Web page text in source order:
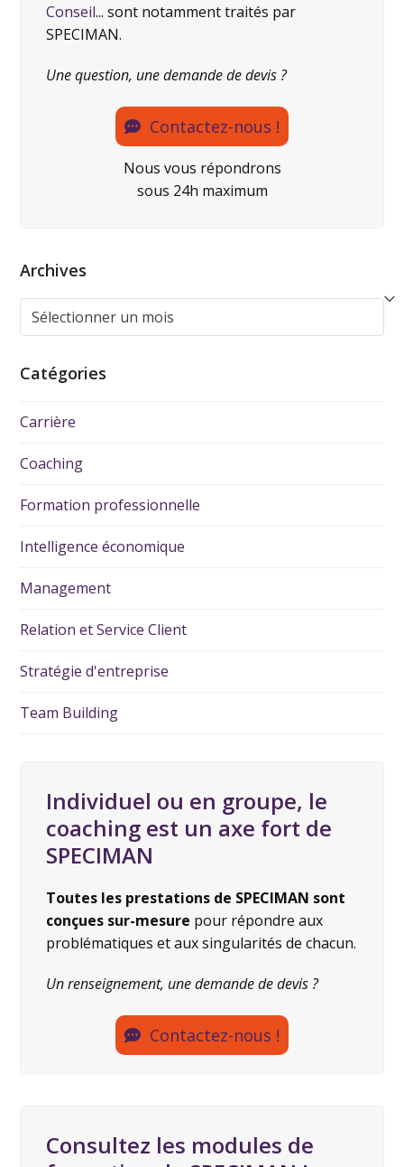
Conseil... sont notamment traités par
SPECIMAN.
Une question, une demande de devis ?
Contactez-nous !
Nous vous répondrons
sous 24h maximum
Archives
Catégories
Carrière
Coaching
Formation professionnelle
Intelligence économique
Management
Relation et Service Client
Stratégie d'entreprise
Team Building
Individuel ou en groupe, le
coaching est un axe fort de
SPECIMAN
Toutes les prestations de SPECIMAN sont
conçues sur-mesure pour répondre aux
problématiques et aux singularités de chacun.
Un renseignement, une demande de devis ?
Contactez-nous !
Consultez les modules de